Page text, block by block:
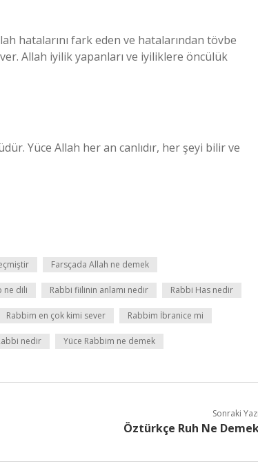
hatalarını fark eden ve hatalarından tövbe
Allah iyilik yapanları ve iyiliklere öncülük
Yüce Allah her an canlıdır, her şeyi bilir ve
Farsçada Allah ne demek
ne dili Rabbi fiilinin anlamı nedir Rabbi Has nedir
Rabbim en çok kimi sever Rabbim İbranice mi
nedir Yüce Rabbim ne demek
Sonraki
Öztürkçe Ruh Ne